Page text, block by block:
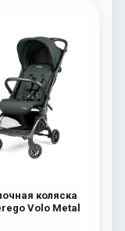
коляска
Volo Metal